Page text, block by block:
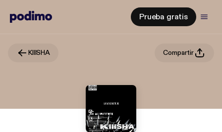
Prueba gratis
KIIISHA Compartir